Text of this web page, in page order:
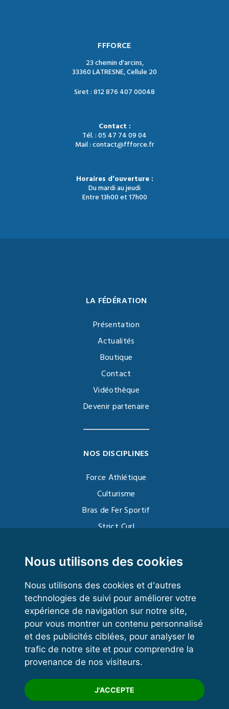
Nous utilisons des cookies
Nous utilisons des cookies et d'autres
technologies de suivi pour améliorer votre
expérience de navigation sur notre site,
pour vous montrer un contenu personnalisé
et des publicités ciblées, pour analyser le
trafic de notre site et pour comprendre la
provenance de nos visiteurs.
J'ACCEPTE
FFFORCE
23 chemin d'arcins,
33360 LATRESNE, Cellule 20
Siret : 812 876 407 00048
Contact :
Tél. : 05 47 74 09 04
Mail : contact@ffforce.fr
Horaires d’ouverture :
Du mardi au jeudi
Entre 13h00 et 17h00
LA FÉDÉRATION
Présentation
Actualités
Boutique
Contact
Vidéothèque
Devenir partenaire
NOS DISCIPLINES
Force Athlétique
Culturisme
Bras de Fer Sportif
Strict Curl
Kettlebell
VOS ESPACES
Espace dirigeant
Espace licencié
Trouver un club
Formation